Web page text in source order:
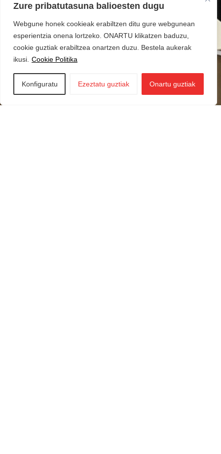
Zure pribatutasuna balioesten dugu
Webgune honek cookieak erabiltzen ditu gure webgunean
esperientzia onena lortzeko. ONARTU klikatzen baduzu,
cookie guztiak erabiltzea onartzen duzu. Bestela aukerak
ikusi. Cookie Politika
Konfiguratu Ezeztatu guztiak Onartu guztiak